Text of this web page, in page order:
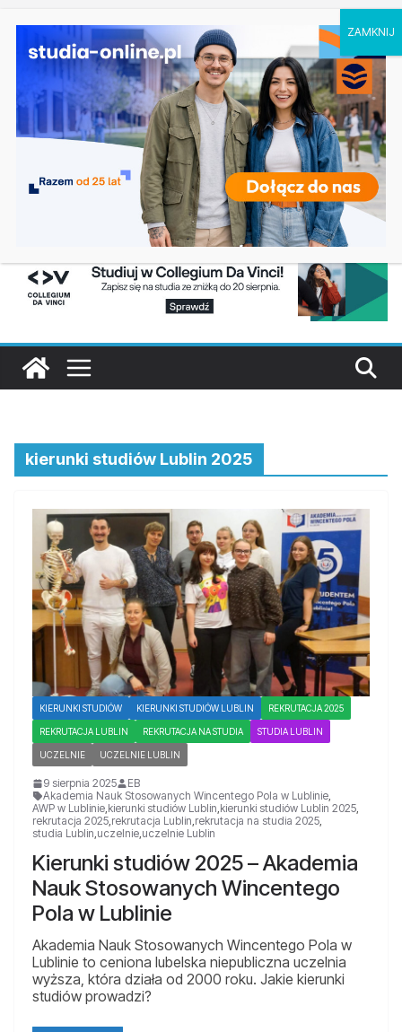
Ostatnie
wpisy:
Oceanotechnika w Szczecinie
Dodatkowa rekrutacja na studia na UJD –
Uniwersytet Jana Długosza w Częstochowie
Biotechnologia – Uniwersytet Przyrodniczy w
Poznaniu
Zarządzanie w turystyce w Katowicach
Turystyka – Uniwersytet Wrocławski
kierunki studiów Lublin 2025
KIERUNKI STUDIÓW KIERUNKI STUDIÓW LUBLIN REKRUTACJA 2025
REKRUTACJA LUBLIN REKRUTACJA NA STUDIA STUDIA LUBLIN
UCZELNIE UCZELNIE LUBLIN
9 sierpnia 2025
EB
Akademia Nauk Stosowanych Wincentego Pola w Lublinie,
AWP w Lublinie,kierunki studiów Lublin,kierunki studiów Lublin 2025,
rekrutacja 2025,rekrutacja Lublin,rekrutacja na studia 2025,
studia Lublin,uczelnie,uczelnie Lublin
Kierunki studiów 2025 – Akademia
Nauk Stosowanych Wincentego
Pola w Lublinie
Akademia Nauk Stosowanych Wincentego Pola w
Lublinie to ceniona lubelska niepubliczna uczelnia
wyższa, która działa od 2000 roku. Jakie kierunki
studiów prowadzi?